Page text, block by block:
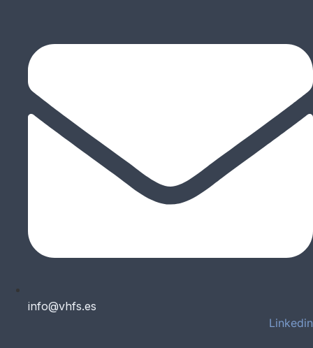
info@vhfs.es
Linkedin